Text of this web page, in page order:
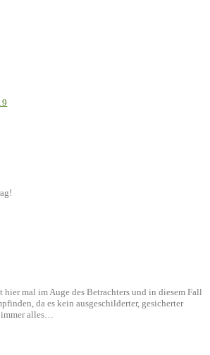
mal im Auge des Betrachters und in diesem Fall
da es kein ausgeschilderter, gesicherter
immer alles…